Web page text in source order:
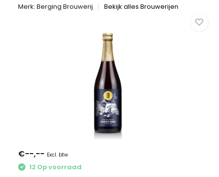
Merk:Berging Brouwerij Bekijk alles Brouwerijen
€--,-- Excl. btw
12 Op voorraad